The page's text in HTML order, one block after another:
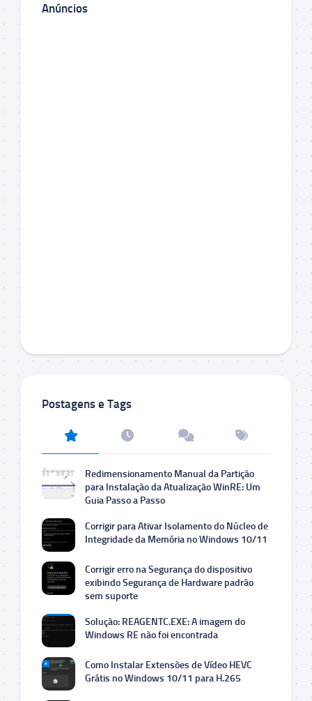
Anúncios
Postagens e Tags
Redimensionamento Manual da Partição
para Instalação da Atualização WinRE: Um
Guia Passo a Passo
Corrigir para Ativar Isolamento do Núcleo de
Integridade da Memória no Windows 10/11
Corrigir erro na Segurança do dispositivo
exibindo Segurança de Hardware padrão
sem suporte
Solução: REAGENTC.EXE: A imagem do
Windows RE não foi encontrada
Como Instalar Extensões de Vídeo HEVC
Grátis no Windows 10/11 para H.265